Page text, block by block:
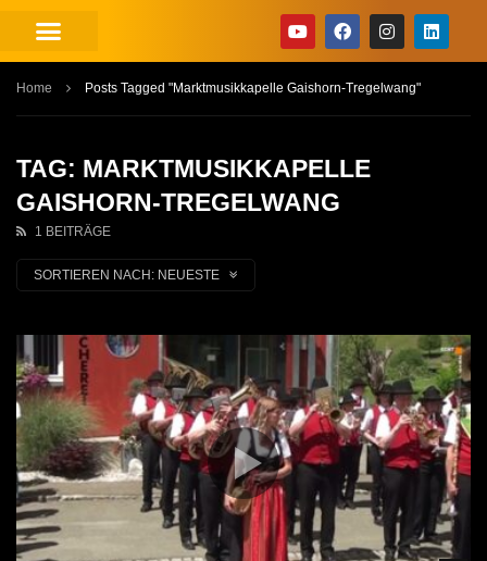
Home Posts Tagged "Marktmusikkapelle Gaishorn-Tregelwang"
TAG: MARKTMUSIKKAPELLE
GAISHORN-TREGELWANG
1 BEITRÄGE
SORTIEREN NACH: NEUESTE